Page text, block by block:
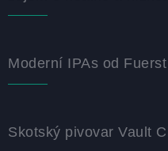
Moderní IPAs od
Skotský pivovar Vault